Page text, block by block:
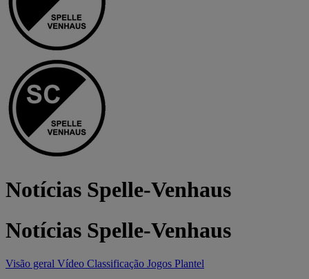
Notícias Spelle-Venhaus
Notícias Spelle-Venhaus
Visão geral Vídeo Classificação Jogos Plantel